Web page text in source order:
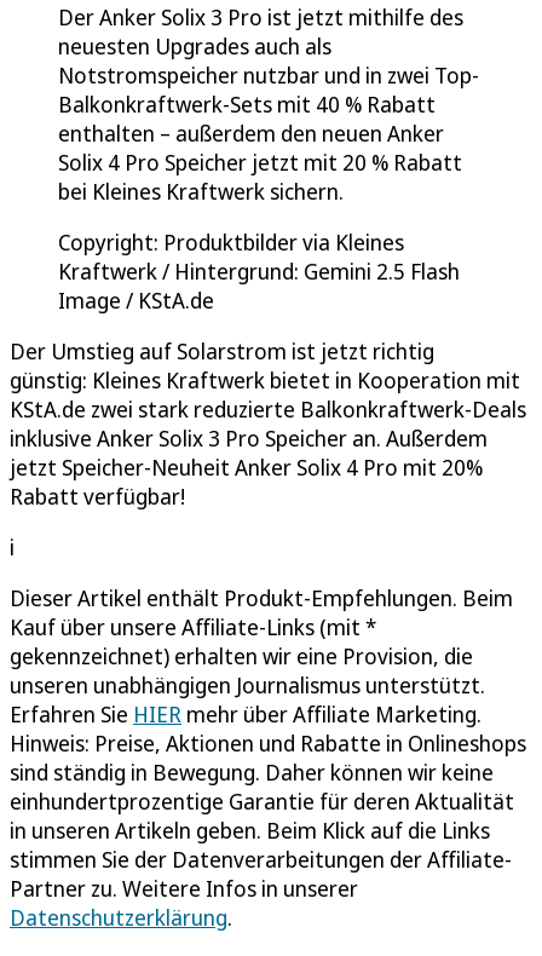
Der Anker Solix 3 Pro ist jetzt mithilfe des
neuesten Upgrades auch als
Notstromspeicher nutzbar und in zwei Top-
Balkonkraftwerk-Sets mit 40 % Rabatt
enthalten – außerdem den neuen Anker
Solix 4 Pro Speicher jetzt mit 20 % Rabatt
bei Kleines Kraftwerk sichern.
Copyright: Produktbilder via Kleines
Kraftwerk / Hintergrund: Gemini 2.5 Flash
Image / KStA.de
Der Umstieg auf Solarstrom ist jetzt richtig
günstig: Kleines Kraftwerk bietet in Kooperation mit
KStA.de zwei stark reduzierte Balkonkraftwerk‑Deals
inklusive Anker Solix 3 Pro Speicher an. Außerdem
jetzt Speicher-Neuheit Anker Solix 4 Pro mit 20%
Rabatt verfügbar!
i
Dieser Artikel enthält Produkt-Empfehlungen. Beim
Kauf über unsere Affiliate-Links (mit *
gekennzeichnet) erhalten wir eine Provision, die
unseren unabhängigen Journalismus unterstützt.
Erfahren Sie HIER mehr über Affiliate Marketing.
Hinweis: Preise, Aktionen und Rabatte in Onlineshops
sind ständig in Bewegung. Daher können wir keine
einhundertprozentige Garantie für deren Aktualität
in unseren Artikeln geben. Beim Klick auf die Links
stimmen Sie der Datenverarbeitungen der Affiliate-
Partner zu. Weitere Infos in unserer
Datenschutzerklärung.